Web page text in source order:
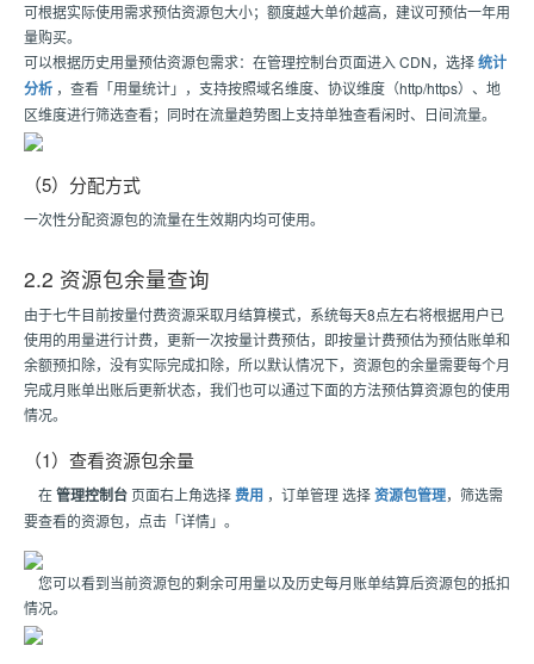
可根据实际使用需求预估资源包大小；额度越大单价越高，建议可预估一年用
量购买。
可以根据历史用量预估资源包需求：在管理控制台页面进入 CDN，选择统计
分析 ，查看「用量统计」，支持按照域名维度、协议维度（http/https）、地
区维度进行筛选查看；同时在流量趋势图上支持单独查看闲时、日间流量。
（5）分配方式
一次性分配资源包的流量在生效期内均可使用。
2.2 资源包余量查询
由于七牛目前按量付费资源采取月结算模式，系统每天8点左右将根据用户已
使用的用量进行计费，更新一次按量计费预估，即按量计费预估为预估账单和
余额预扣除，没有实际完成扣除，所以默认情况下，资源包的余量需要每个月
完成月账单出账后更新状态，我们也可以通过下面的方法预估算资源包的使用
情况。
（1）查看资源包余量
在管理控制台 页面右上角选择费用 ，订单管理 选择资源包管理，筛选需
要查看的资源包，点击「详情」。
您可以看到当前资源包的剩余可用量以及历史每月账单结算后资源包的抵扣
情况。